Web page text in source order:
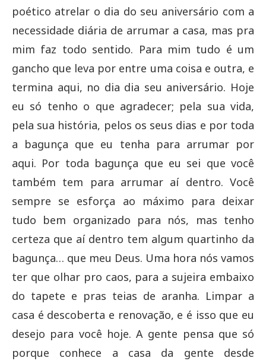
poético atrelar o dia do seu aniversário com a
necessidade diária de arrumar a casa, mas pra
mim faz todo sentido. Para mim tudo é um
gancho que leva por entre uma coisa e outra, e
termina aqui, no dia dia seu aniversário. Hoje
eu só tenho o que agradecer; pela sua vida,
pela sua história, pelos os seus dias e por toda
a bagunça que eu tenha para arrumar por
aqui. Por toda bagunça que eu sei que você
também tem para arrumar aí dentro. Você
sempre se esforça ao máximo para deixar
tudo bem organizado para nós, mas tenho
certeza que aí dentro tem algum quartinho da
bagunça… que meu Deus. Uma hora nós vamos
ter que olhar pro caos, para a sujeira embaixo
do tapete e pras teias de aranha. Limpar a
casa é descoberta e renovação, e é isso que eu
desejo para você hoje. A gente pensa que só
porque conhece a casa da gente desde